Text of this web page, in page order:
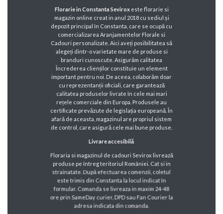
Florarie in Constanta Seviroxeste florarie si
magazin online creat in anul 2018 cu sediul și
depozit principal în Constanta, care se ocupă cu
comercializarea Aranjamentelor Florale si
Cadouri personalizate. Aici aveți posibilitatea să
alegeți dintr-o varietate mare de produse si
branduri cunoscute. Asigurăm calitatea
Încrederea clienților constituie un element
important pentru noi. De aceea, colaborăm doar
cu reprezentanții oficiali, care garantează
calitatea produselor livrate în cele mai mari
rețele comerciale din Europa. Produsele au
certificate prevăzute de legislația europeană. În
afară de aceasta, magazinul are propriul sistem
de control, care asigură cele mai bune produse.
Livrare accesibilă
Floraria si magazinul de cadouri Sevirox livrează
produse pe întreg teritoriul României. Cat si in
strainatate. După efectuarea comenzii, coletul
este trimis din Constanta la locul indicat în
formular. Comanda se livreaza in maxim 24-48
ore prin SameDay curier, DPD sau Fan Courier la
adresa indicata din comanda.